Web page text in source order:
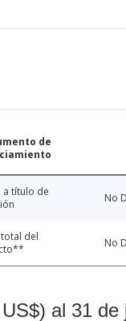
de
a título de
No
del
No
al 31 de